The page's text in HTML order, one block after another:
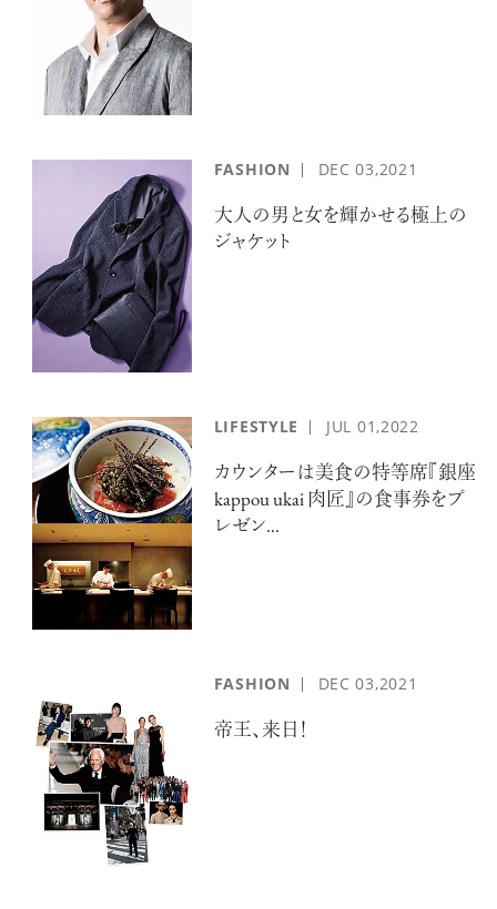
FASHION DEC 03,2021
大人の男と女を輝かせる極上の
ジャケット
LIFESTYLE JUL 01,2022
カウンターは美食の特等席『銀座
kappou ukai 肉匠』の食事券をプ
レゼン...
FASHION DEC 03,2021
帝王、来日！